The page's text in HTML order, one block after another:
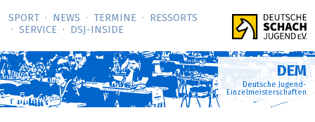
SPORT NEWS TERMINE
RESSORTS
SERVICE
DSJ-­INSIDE
DEM
Deutsche Jugend-
Einzelmeisterschaften